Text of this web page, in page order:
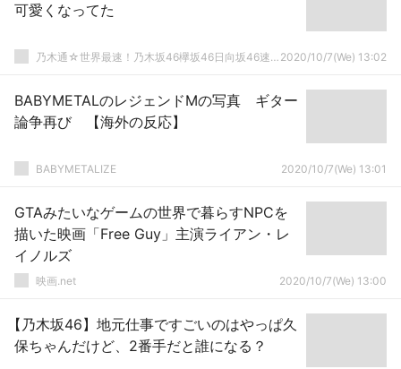
可愛くなってた
乃木通☆世界最速！乃木坂46欅坂46日向坂46速報まとめ 2020/10/7(We) 13:02
BABYMETALのレジェンドMの写真 ギター
論争再び 【海外の反応】
BABYMETALIZE 2020/10/7(We) 13:01
GTAみたいなゲームの世界で暮らすNPCを
描いた映画「Free Guy」主演ライアン・レ
イノルズ
映画.net 2020/10/7(We) 13:00
【乃木坂46】地元仕事ですごいのはやっぱ久
保ちゃんだけど、2番手だと誰になる？